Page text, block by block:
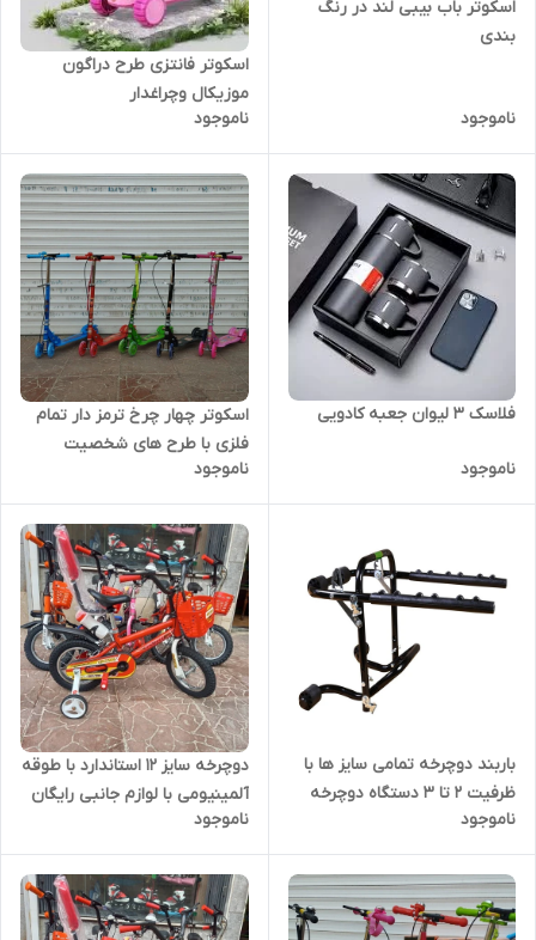
اسکوتر باب بیبی لند در رنگ
بندی
ناموجود
اسکوتر فانتزی طرح دراگون
موزیکال و‌چراغدار
ناموجود
فلاسک ۳ لیوان جعبه کادویی
ناموجود
اسکوتر چهار چرخ ترمز دار تمام
فلزی با طرح های شخصیت
کارتنی
ناموجود
باربند دوچرخه تمامی سایز ها با
ظرفیت 2 تا 3 دستگاه دوچرخه
ناموجود
دوچرخه سایز 12 استاندارد با طوقه
آلمینیومی با لوازم جانبی رایگان
شرکتی
ناموجود